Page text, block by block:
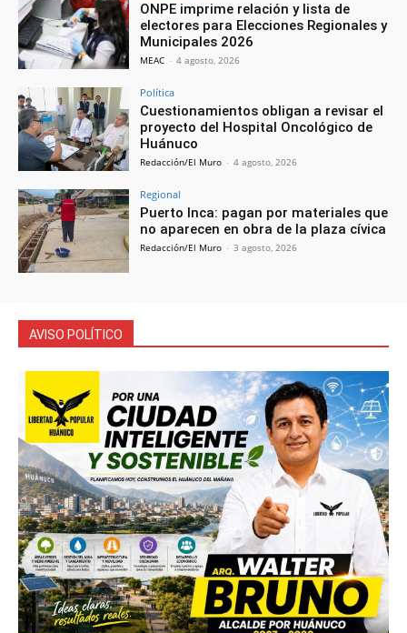
ONPE imprime relación y lista de
electores para Elecciones Regionales y
Municipales 2026
MEAC - 4 agosto, 2026
Política
Cuestionamientos obligan a revisar el
proyecto del Hospital Oncológico de
Huánuco
Redacción/El Muro - 4 agosto, 2026
Regional
Puerto Inca: pagan por materiales que
no aparecen en obra de la plaza cívica
Redacción/El Muro - 3 agosto, 2026
AVISO POLÍTICO